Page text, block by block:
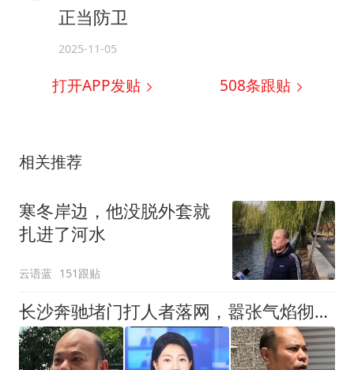
正当防卫
2025-11-05
打开APP发贴 508条跟贴
相关推荐
寒冬岸边，他没脱外套就
扎进了河水
云语蓝 151跟贴
长沙奔驰堵门打人者落网，嚣张气焰彻底凉凉，3万治疗费有望赔付